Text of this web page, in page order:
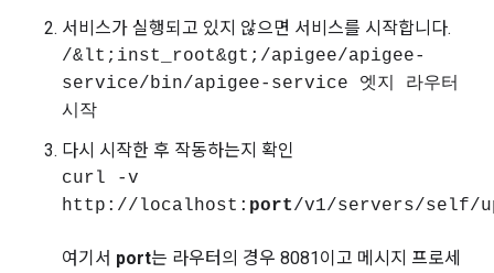
서비스가 실행되고 있지 않으면 서비스를 시작합니다.
/&lt;inst_root&gt;/apigee/apigee-
service/bin/apigee-service 엣지 라우터
시작
다시 시작한 후 작동하는지 확인
curl -v
http://localhost: port/v1/servers/self/
여기서 port는 라우터의 경우 8081이고 메시지 프로세